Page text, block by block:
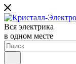
Вся электрика
в одном месте